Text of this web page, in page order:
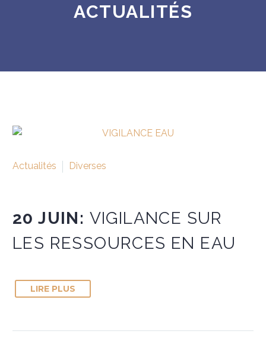
ACTUALITÉS
Actualités Diverses
20 JUIN: VIGILANCE SUR
LES RESSOURCES EN EAU
LIRE PLUS